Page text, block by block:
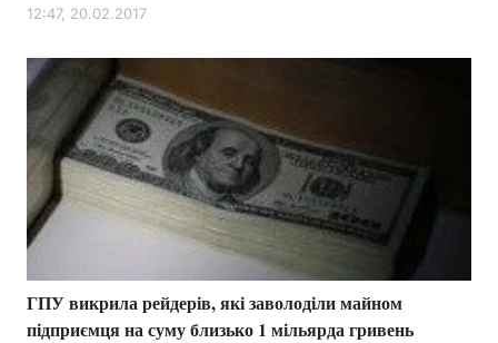
12:47, 20.02.2017
ГПУ викрила рейдерів, які заволоділи майном
підприємця на суму близько 1 мільярда гривень